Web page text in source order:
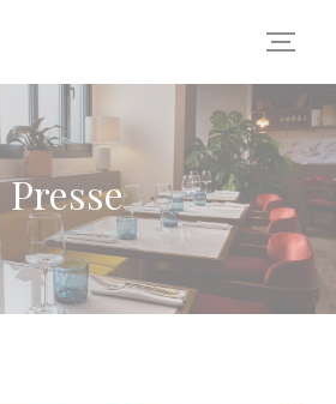
choix en matière de cookies
Presse